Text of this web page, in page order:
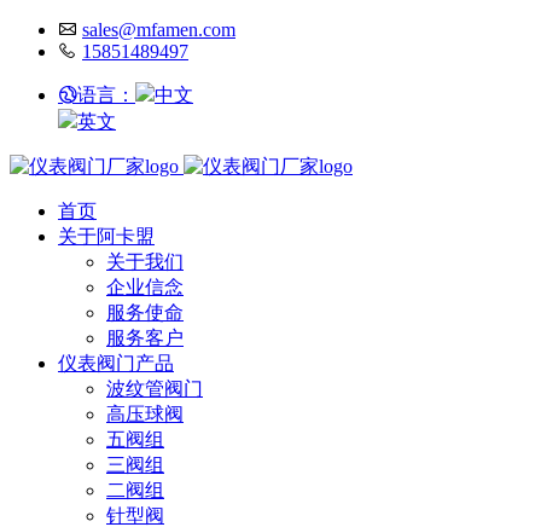
sales@mfamen.com
15851489497
语言：
中文
英文
首页
关于阿卡盟
关于我们
企业信念
服务使命
服务客户
仪表阀门产品
波纹管阀门
高压球阀
五阀组
三阀组
二阀组
针型阀